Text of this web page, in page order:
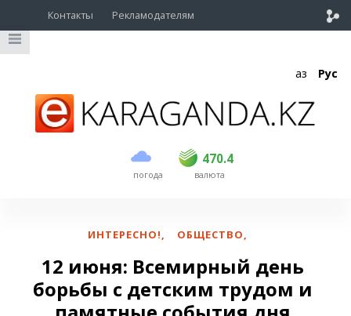
Контакты Рекламодателям
Қаз Рус
погода
470.4
USD 468.5 470.4
EUR валюта
ИНТЕРЕСНО!, ОБЩЕСТВО,
12 июня: Всемирный день
борьбы с детским трудом и